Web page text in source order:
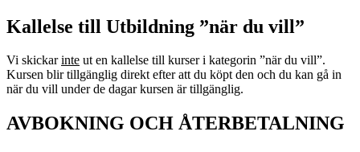
Kallelse till Utbildning ”när du vill”
Vi skickarinte ut en kallelse till kurser i kategorin ”när du vill”.
Kursen blir tillgänglig direkt efter att du köpt den och du kan gå in
när du vill under de dagar kursen är tillgänglig.
AVBOKNING OCH ÅTERBETALNING